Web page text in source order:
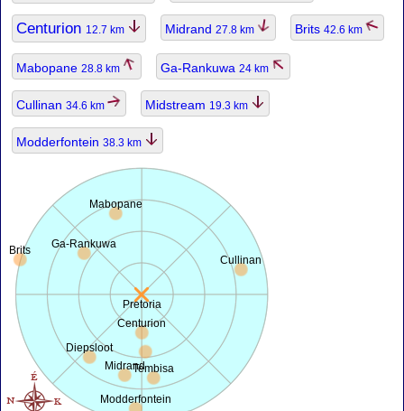
Centurion 12.7 km Midrand 27.8 km Brits 42.6 km
Mabopane 28.8 km Ga-Rankuwa 24 km
Cullinan 34.6 km Midstream 19.3 km
Modderfontein 38.3 km
Pretoria
Tembisa
Diepsloot
Centurion
Midrand
Brits
Mabopane
Ga-Rankuwa
Cullinan
Modderfontein